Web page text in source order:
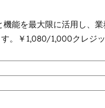
能を最大限に活用し、
。
￥1,080/1,000クレジ